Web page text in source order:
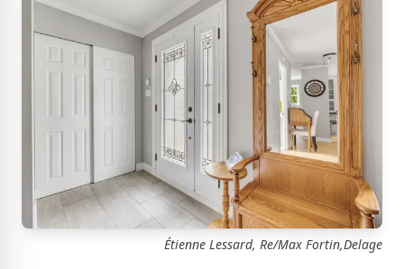
Étienne Lessard, Re/Max Fortin,Delage